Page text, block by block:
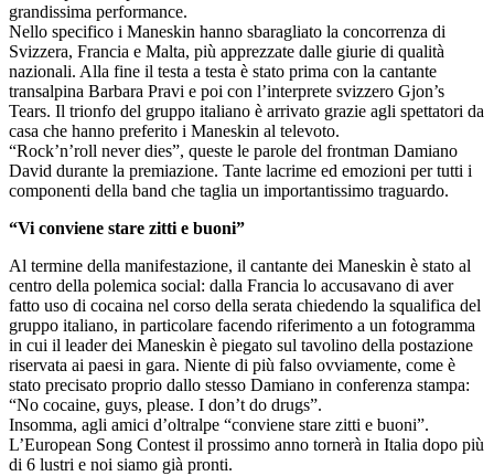
grandissima performance.
Nello specifico i Maneskin hanno sbaragliato la concorrenza di
Svizzera, Francia e Malta, più apprezzate dalle giurie di qualità
nazionali. Alla fine il testa a testa è stato prima con la cantante
transalpina Barbara Pravi e poi con l’interprete svizzero Gjon’s
Tears. Il trionfo del gruppo italiano è arrivato grazie agli spettatori da
casa che hanno preferito i Maneskin al televoto.
“Rock’n’roll never dies”, queste le parole del frontman Damiano
David durante la premiazione. Tante lacrime ed emozioni per tutti i
componenti della band che taglia un importantissimo traguardo.
“Vi conviene stare zitti e buoni”
Al termine della manifestazione, il cantante dei Maneskin è stato al
centro della polemica social: dalla Francia lo accusavano di aver
fatto uso di cocaina nel corso della serata chiedendo la squalifica del
gruppo italiano, in particolare facendo riferimento a un fotogramma
in cui il leader dei Maneskin è piegato sul tavolino della postazione
riservata ai paesi in gara. Niente di più falso ovviamente, come è
stato precisato proprio dallo stesso Damiano in conferenza stampa:
“No cocaine, guys, please. I don’t do drugs”.
Insomma, agli amici d’oltralpe “conviene stare zitti e buoni”.
L’European Song Contest il prossimo anno tornerà in Italia dopo più
di 6 lustri e noi siamo già pronti.